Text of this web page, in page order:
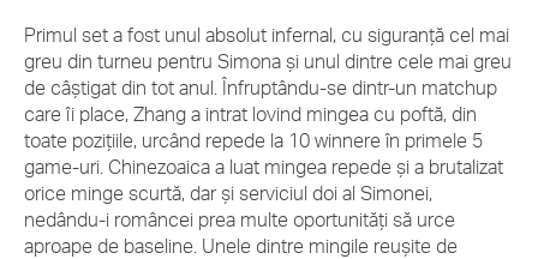
Primul set a fost unul absolut infernal, cu siguranță cel mai
greu din turneu pentru Simona și unul dintre cele mai greu
de câștigat din tot anul. Înfruptându-se dintr-un matchup
care îi place, Zhang a intrat lovind mingea cu poftă, din
toate pozițiile, urcând repede la 10 winnere în primele 5
game-uri. Chinezoaica a luat mingea repede și a brutalizat
orice minge scurtă, dar și serviciul doi al Simonei,
nedându-i româncei prea multe oportunități să urce
aproape de baseline. Unele dintre mingile reușite de